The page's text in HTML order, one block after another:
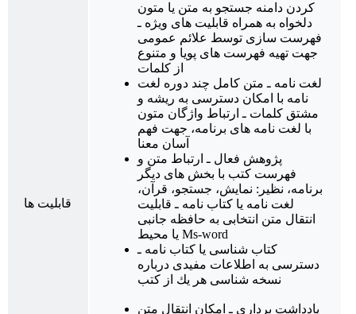
قابلیت ها
کردن دامنه جستجو به متن یا متون
دلخواه به همراه قابلیت های ویژه ـ
فهرست سازی توسط علائم عمومی
جهت تهیه فهرست های پویا و متنوع
از كلمات
لغت نامه ـ متن کامل چند دوره لغت
نامه با امکان دسترسی به ریشه و
مشتق کلمات ـ ارتباط واژگان متون
با لغت نامه های برنامه، جهت فهم
آسان معنا
پژوهش فعال ـ ارتباط متن و
فهرست كتب با بخش های دیگر
برنامه، نظیر: نمایش، جستجو، قرآن،
لغت نامه یا کتاب نامه ـ قابلیت
انتقال متن انتخابی به حافظه جانبی
یا محیط Ms-word
كتاب شناسی یا كتاب نامه ـ
دسترسی به اطلاعات مفیدی درباره
یادداشت برداری ـ امكان انتقال متن